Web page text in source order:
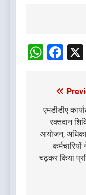
Post
एमडीडीए
रक्तदान
आयोजन,
चढ़कर किया